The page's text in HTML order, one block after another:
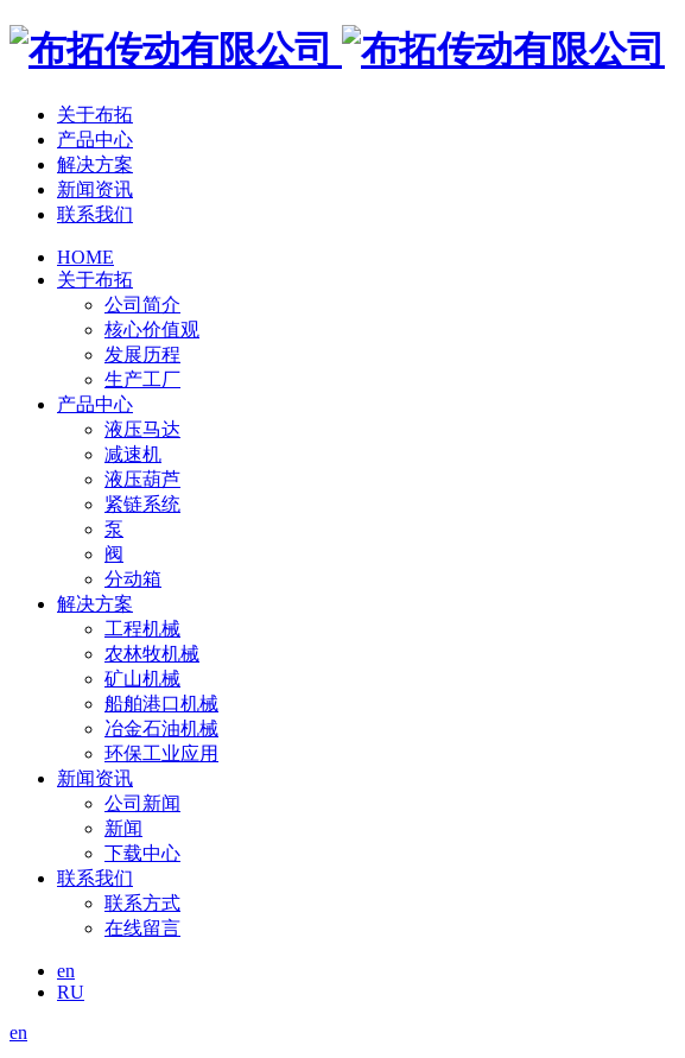
关于布拓
产品中心
解决方案
新闻资讯
联系我们
HOME
关于布拓
公司简介
核心价值观
发展历程
生产工厂
产品中心
液压马达
减速机
液压葫芦
紧链系统
泵
阀
分动箱
解决方案
工程机械
农林牧机械
矿山机械
船舶港口机械
冶金石油机械
环保工业应用
新闻资讯
公司新闻
新闻
下载中心
联系我们
联系方式
在线留言
en
RU
en